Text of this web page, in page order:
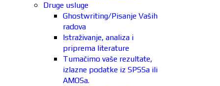
Druge usluge
Ghostwriting/Pisanje Vaših
radova
Istraživanje, analiza i
priprema literature
Tumačimo vaše rezultate,
izlazne podatke iz SPSSa ili
AMOSa.